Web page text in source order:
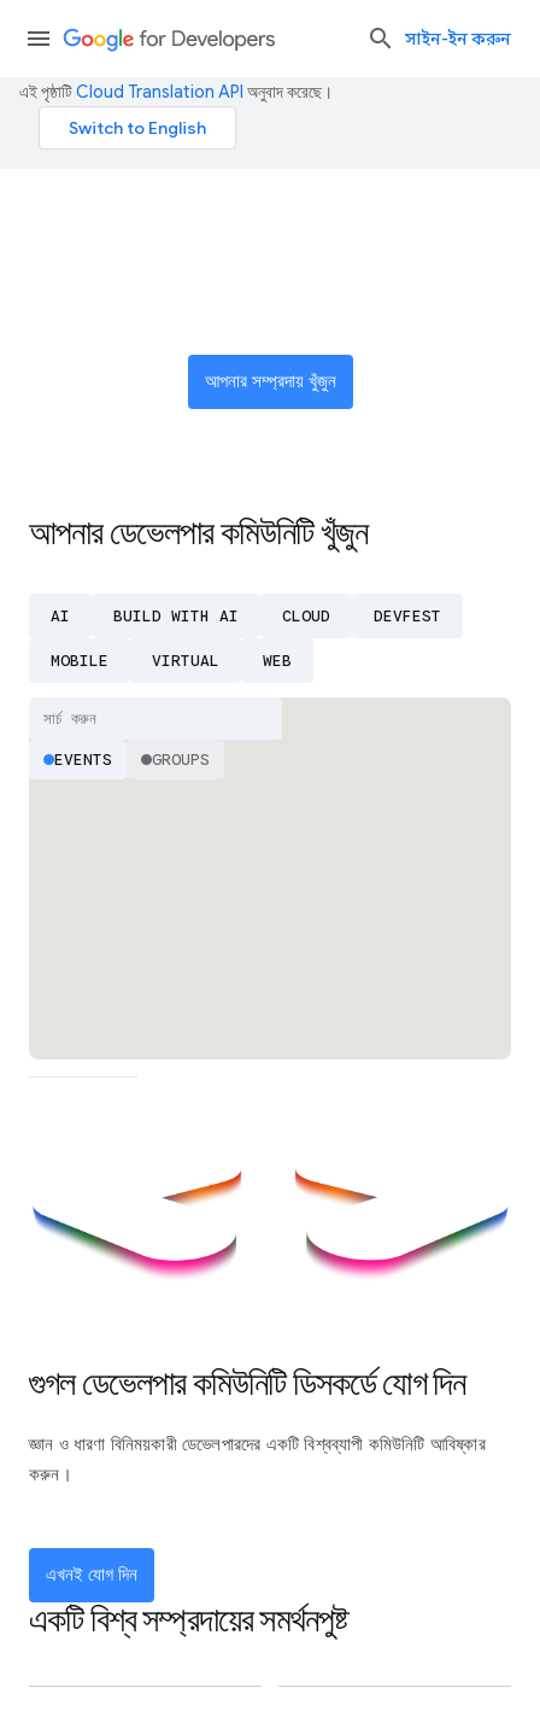
সাইন-ইন করুন
এই পৃষ্ঠাটিCloud Translation API অনুবাদ করেছে।
আপনার সম্প্রদায় খুঁজুন
আপনার ডেভেলপার কমিউনিটি খুঁজুন
AI BUILD WITH AI CLOUD DEVFEST
MOBILE VIRTUAL WEB
EVENTS GROUPS
গুগল ডেভেলপার কমিউনিটি ডিসকর্ডে যোগ দিন
জ্ঞান ও ধারণা বিনিময়কারী ডেভেলপারদের একটি বিশ্বব্যাপী কমিউনিটি আবিষ্কার
করুন।
এখনই যোগ দিন
একটি বিশ্ব সম্প্রদায়ের সমর্থনপুষ্ট